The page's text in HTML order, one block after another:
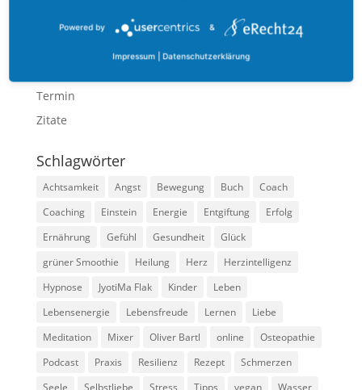
Podcast
Termin
Zitate
Schlagwörter
Achtsamkeit Angst Bewegung Buch
Coach
Coaching
Einstein Energie Entgiftung
Erfolg
Ernährung
Gefühl Gesundheit
Glück
grüner Smoothie
Heilung Herz
Herzintelligenz
Hypnose
JyotiMa Flak Kinder
Leben
Lebensenergie
Lebensfreude Lernen
Liebe
Meditation
Mixer Oliver Bartl online
Osteopathie
Podcast
Praxis Resilienz Rezept
Schmerzen
Seele
Selbstliebe Stress Tipps vegan Wasser
Powered by &
Impressum Datenschutzerklärung